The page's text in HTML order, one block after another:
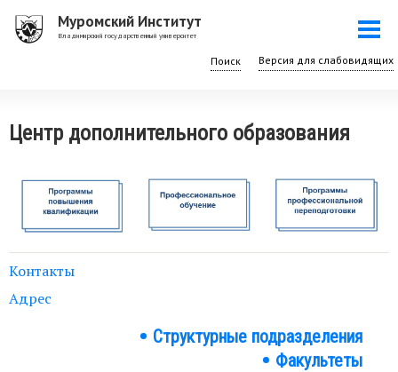
Перейти
Муромский Институт
Владимирский государственный университет
Поиск
Центр дополнительного образования
Контакты
Адрес
Структурные подразделения
Факультеты